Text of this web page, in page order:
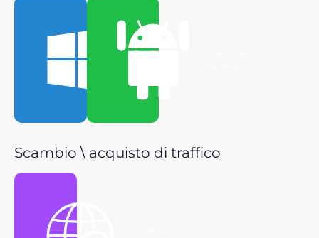
Scarica per
Scambio \ acquisto di traffico